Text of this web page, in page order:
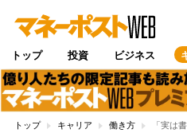
トップ 投資 ビジネス
トップ キャリア 働き方 「実は